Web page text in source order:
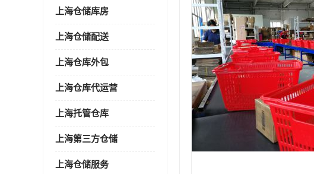
上海仓储库房
上海仓储配送
上海仓库外包
上海仓库代运营
上海托管仓库
上海第三方仓储
上海仓储服务